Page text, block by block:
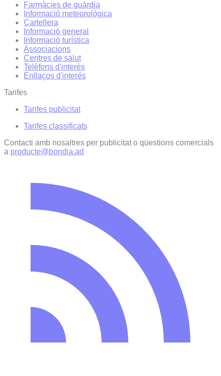
Farmàcies de guàrdia
Informació meteorològica
Cartellera
Informació general
Informació turística
Associacions
Centres de salut
Telèfons d'interès
Enllaços d'interés
Tarifes
Tarifes publicitat
Tarifes classificats
Contacti amb nosaltres per publicitat o qüestions comercials
a producte@bondia.ad